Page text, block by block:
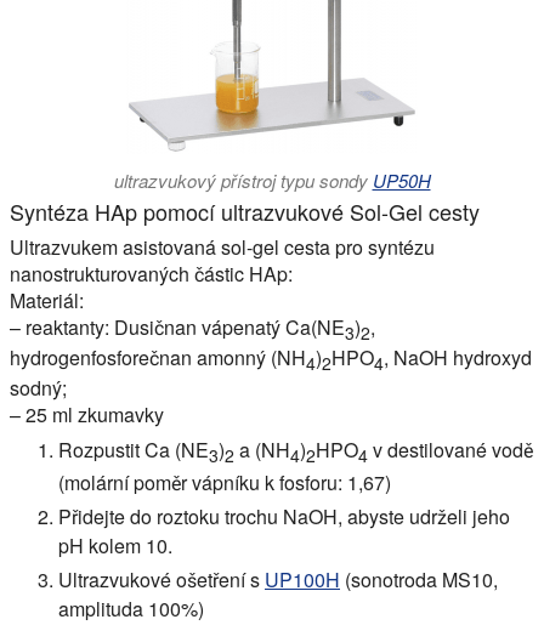
ultrazvukový přístroj typu sondy UP50H
Syntéza HAp pomocí ultrazvukové Sol-Gel cesty
Ultrazvukem asistovaná sol-gel cesta pro syntézu
nanostrukturovaných částic HAp:
Materiál:
– reaktanty: Dusičnan vápenatý Ca(NE3)2,
hydrogenfosforečnan amonný (NH4)2HPO4, NaOH hydroxyd
sodný;
– 25 ml zkumavky
Rozpustit Ca (NE3)2 a (NH4)2HPO4 v destilované vodě
(molární poměr vápníku k fosforu: 1,67)
Přidejte do roztoku trochu NaOH, abyste udrželi jeho
pH kolem 10.
Ultrazvukové ošetření s UP100H (sonotroda MS10,
amplituda 100%)